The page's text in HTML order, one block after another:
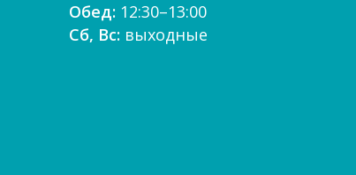
Обед: 12:30–13:00
Сб, Вс: выходные